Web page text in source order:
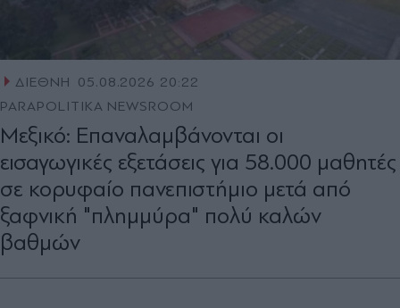
ΔΙΕΘΝΗ
05.08.2026 20:22
PARAPOLITIKA NEWSROOM
Μεξικό: Επαναλαμβάνονται οι
εισαγωγικές εξετάσεις για 58.000 μαθητές
σε κορυφαίο πανεπιστήμιο μετά από
ξαφνική "πλημμύρα" πολύ καλών
βαθμών